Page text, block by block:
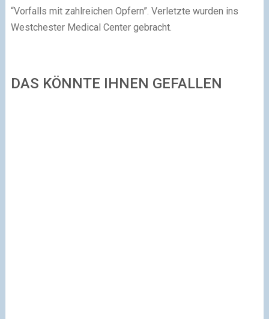
“Vorfalls mit zahlreichen Opfern”. Verletzte wurden ins
Westchester Medical Center gebracht.
DAS KÖNNTE IHNEN GEFALLEN